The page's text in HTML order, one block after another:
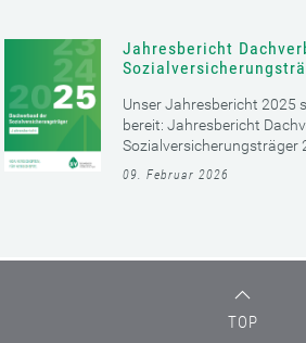
Jahresbericht
Unser Jahresbericht 2025
bereit: Jahresbericht
Sozialversicherungsträger
09. Februar 2026
TOP